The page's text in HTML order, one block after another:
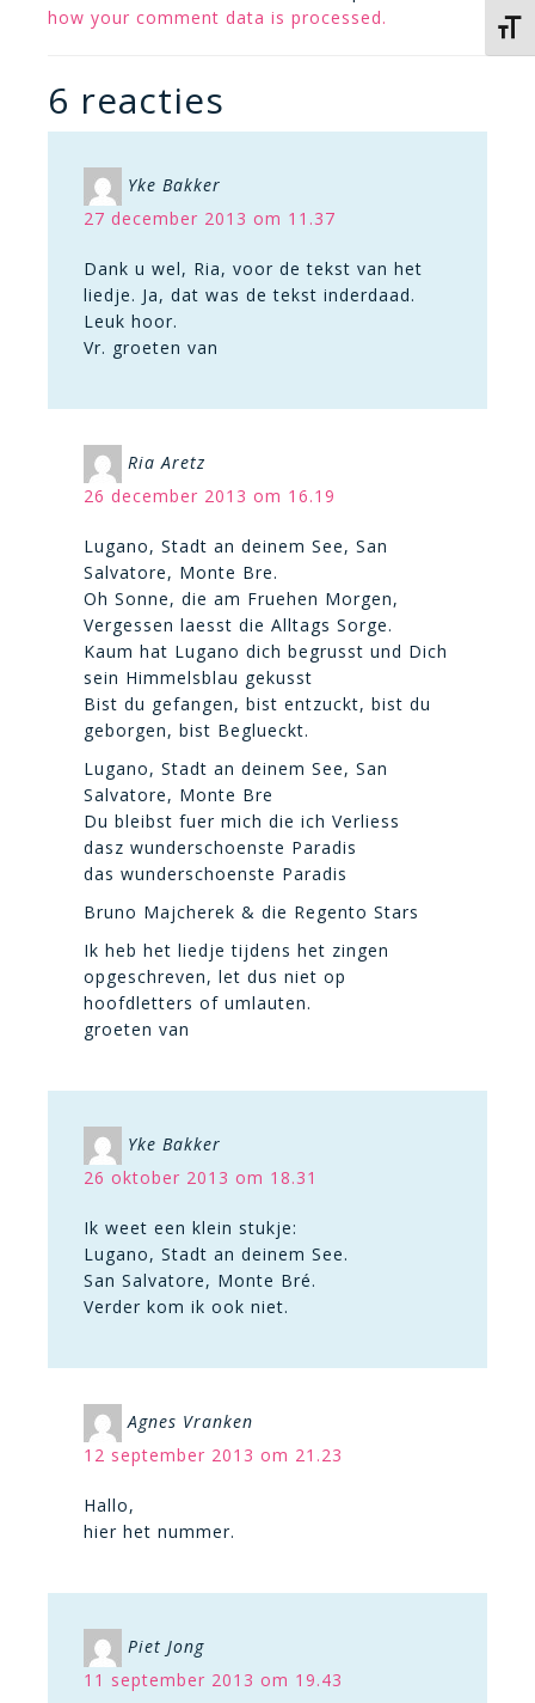
how your comment data is processed.
6 reacties
Yke Bakker
27 december 2013 om 11.37
Dank u wel, Ria, voor de tekst van het
liedje. Ja, dat was de tekst inderdaad.
Leuk hoor.
Vr. groeten van
Ria Aretz
26 december 2013 om 16.19
Lugano, Stadt an deinem See, San
Salvatore, Monte Bre.
Oh Sonne, die am Fruehen Morgen,
Vergessen laesst die Alltags Sorge.
Kaum hat Lugano dich begrusst und Dich
sein Himmelsblau gekusst
Bist du gefangen, bist entzuckt, bist du
geborgen, bist Beglueckt.
Lugano, Stadt an deinem See, San
Salvatore, Monte Bre
Du bleibst fuer mich die ich Verliess
dasz wunderschoenste Paradis
das wunderschoenste Paradis
Bruno Majcherek & die Regento Stars
Ik heb het liedje tijdens het zingen
opgeschreven, let dus niet op
hoofdletters of umlauten.
groeten van
Yke Bakker
26 oktober 2013 om 18.31
Ik weet een klein stukje:
Lugano, Stadt an deinem See.
San Salvatore, Monte Bré.
Verder kom ik ook niet.
Agnes Vranken
12 september 2013 om 21.23
Hallo,
hier het nummer.
Piet Jong
11 september 2013 om 19.43